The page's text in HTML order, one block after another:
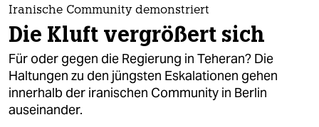
themen
politik
öko
gesellschaft
Iranische Community demonstriert
Die Kluft vergrößert sich
Für oder gegen die Regierung in Teheran? Die
Haltungen zu den jüngsten Eskalationen gehen
innerhalb der iranischen Community in Berlin
auseinander.